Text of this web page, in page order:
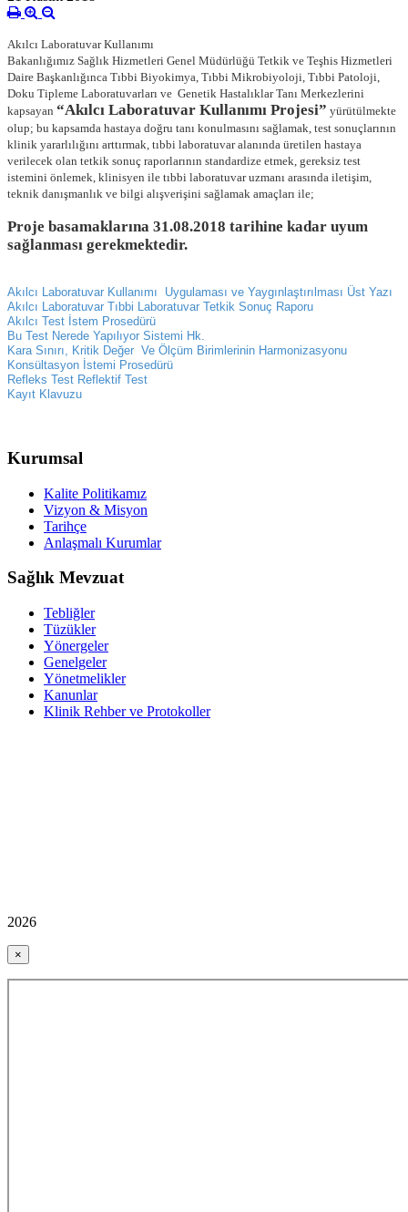
Akılcı Laboratuvar Kullanımı
Bakanlığımız Sağlık Hizmetleri Genel Müdürlüğü Tetkik ve Teşhis Hizmetleri
Daire Başkanlığınca Tıbbi Biyokimya, Tıbbi Mikrobiyoloji, Tıbbi Patoloji,
Doku Tipleme Laboratuvarları ve Genetik Hastalıklar Tanı Merkezlerini
kapsayan “Akılcı Laboratuvar Kullanımı Projesi” yürütülmekte
olup; bu kapsamda hastaya doğru tanı konulmasını sağlamak, test sonuçlarının
klinik yararlılığını arttırmak, tıbbi laboratuvar alanında üretilen hastaya
verilecek olan tetkik sonuç raporlarının standardize etmek, gereksiz test
istemini önlemek, klinisyen ile tıbbi laboratuvar uzmanı arasında iletişim,
teknik danışmanlık ve bilgi alışverişini sağlamak amaçları ile;
Proje basamaklarına 31.08.2018 tarihine kadar uyum
sağlanması gerekmektedir.
Akılcı Laboratuvar Kullanımı Uygulaması ve Yaygınlaştırılması Üst Yazı
Akılcı Laboratuvar Tıbbi Laboratuvar Tetkik Sonuç Raporu
Akılcı Test İstem Prosedürü
Bu Test Nerede Yapılıyor Sistemi Hk.
Kara Sınırı, Kritik Değer Ve Ölçüm Birimlerinin Harmonizasyonu
Konsültasyon İstemi Prosedürü
Refleks Test Reflektif Test
Kayıt Klavuzu
Kurumsal
Kalite Politikamız
Vizyon & Misyon
Tarihçe
Anlaşmalı Kurumlar
Sağlık Mevzuat
Tebliğler
Tüzükler
Yönergeler
Genelgeler
Yönetmelikler
Kanunlar
Klinik Rehber ve Protokoller
2026
×